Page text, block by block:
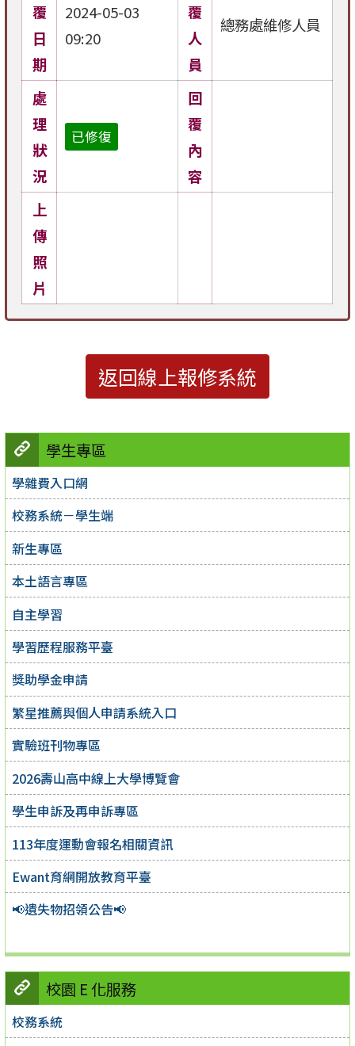
學生專區
學雜費入口網
校務系統－學生端
新生專區
本土語言專區
自主學習
學習歷程服務平臺
獎助學金申請
繁星推薦與個人申請系統入口
實驗班刊物專區
2026壽山高中線上大學博覽會
學生申訴及再申訴專區
113年度運動會報名相關資訊
Ewant育網開放教育平臺
📢遺失物招領公告📢
校園 E 化服務
校務系統
覆
日
期
2024-05-03
09:20
覆
人
員
總務處維修人員
處
理
狀
況
已修復
回
覆
內
容
上
傳
照
片
返回線上報修系統